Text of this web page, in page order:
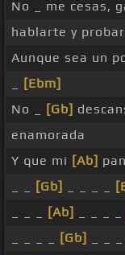
No _ me cesas,
hablarte y
Aunque sea un
[Ebm]
No _
[Gb]
enamorada
Y que mi [Ab]
[Gb]
[Ab]
[Gb]